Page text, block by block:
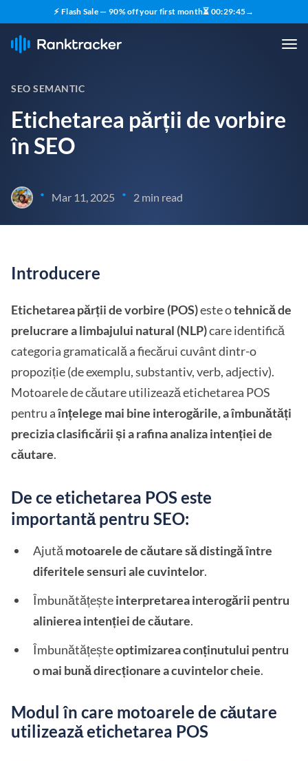
⚡ Flash Sale — 90% off your first month⏳ 00:29:45→
SEO SEMANTIC
Etichetarea părții de vorbire
în SEO
• Mar 11, 2025 • 2 min read
Introducere
Etichetarea părții de vorbire (POS)este otehnică de
prelucrare a limbajului natural (NLP)care identifică
categoria gramaticală a fiecărui cuvânt dintr-o
propoziție (de exemplu, substantiv, verb, adjectiv).
Motoarele de căutare utilizează etichetarea POS
pentru aînțelege mai bine interogările, a îmbunătăți
precizia clasificării și a rafina analiza intenției de
căutare.
De ce etichetarea POS este
importantă pentru SEO:
Ajută motoarele de căutare să distingă între
diferitele sensuri ale cuvintelor.
Îmbunătățeșteinterpretarea interogării pentru
alinierea intenției de căutare.
Îmbunătățeșteoptimizarea conținutului pentru
o mai bună direcționare a cuvintelor cheie.
Modul în care motoarele de căutare
utilizează etichetarea POS